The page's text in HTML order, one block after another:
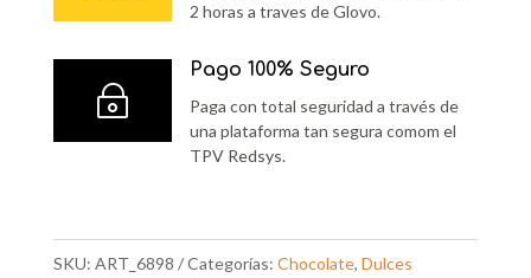
2 horas a traves de Glovo.
~
Pago 100% Seguro
Paga con total seguridad a través de
una plataforma tan segura comom el
TPV Redsys.
SKU: ART_6898 Categorías: Chocolate, Dulces